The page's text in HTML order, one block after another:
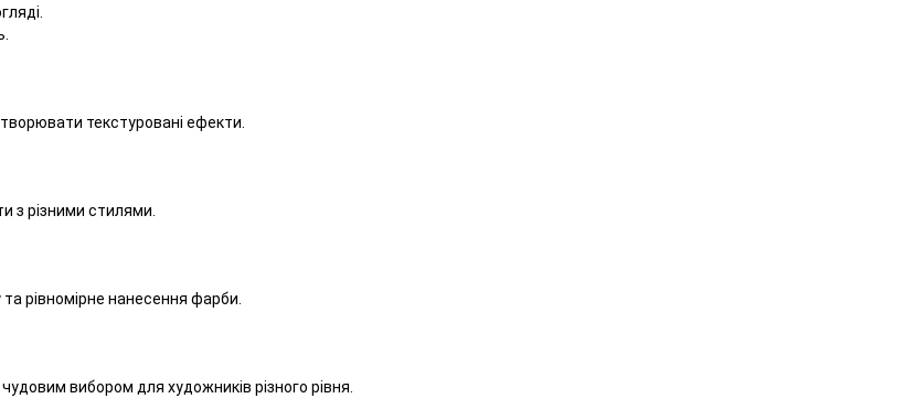
текстуровані ефекти.
з різними стилями.
рівномірне нанесення фарби.
вибором для художників різного рівня.